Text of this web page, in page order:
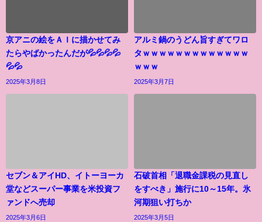
京アニの絵をＡＩに描かせてみ
たらやばかったんだが💦💦💦💦
💦💦
2025年3月8日
アルミ鍋のうどん旨すぎてワロ
タｗｗｗｗｗｗｗｗｗｗｗｗｗ
ｗｗｗ
2025年3月7日
セブン＆アイHD、イトーヨーカ
堂などスーパー事業を米投資フ
ァンドへ売却
2025年3月6日
石破首相「退職金課税の見直し
をすべき」施行に10～15年。氷
河期狙い打ちか
2025年3月5日